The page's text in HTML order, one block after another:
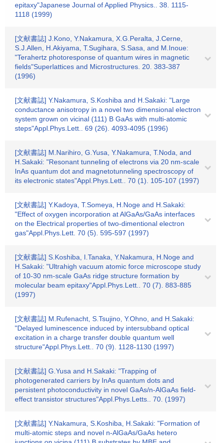
epitaxy"Japanese Journal of Applied Physics.. 38. 1115-
1118 (1999)
[文献書誌] J.Kono, Y.Nakamura, X.G.Peralta, J.Cerne,
S.J.Allen, H.Akiyama, T.Sugihara, S.Sasa, and M.Inoue:
"Terahertz photoresponse of quantum wires in magnetic
fields"Superlattices and Microstructures. 20. 383-387
(1996)
[文献書誌] Y.Nakamura, S.Koshiba and H.Sakaki: "Large
conductance anisotropy in a novel two dimensional electron
system grown on vicinal (111) B GaAs with multi-atomic
steps"Appl.Phys.Lett.. 69 (26). 4093-4095 (1996)
[文献書誌] M.Narihiro, G.Yusa, Y.Nakamura, T.Noda, and
H.Sakaki: "Resonant tunneling of electrons via 20 nm-scale
InAs quantum dot and magnetotunneling spectroscopy of
its electronic states"Appl.Phys.Lett.. 70 (1). 105-107 (1997)
[文献書誌] Y.Kadoya, T.Someya, H.Noge and H.Sakaki:
"Effect of oxygen incorporation at AlGaAs/GaAs interfaces
on the Electrical properties of two-dimentional electron
gas"Appl.Phys.Lett. 70 (5). 595-597 (1997)
[文献書誌] S.Koshiba, I.Tanaka, Y.Nakamura, H.Noge and
H.Sakaki: "Ultrahigh vacuum atomic force microscope study
of 10-30 nm-scale GaAs ridge structure formation by
molecular beam epitaxy"Appl.Phys.Lett.. 70 (7). 883-885
(1997)
[文献書誌] M.Rufenacht, S.Tsujino, Y.Ohno, and H.Sakaki:
"Delayed luminescence induced by intersubband optical
excitation in a charge transfer double quantum well
structure"Appl.Phys.Lett.. 70 (9). 1128-1130 (1997)
[文献書誌] G.Yusa and H.Sakaki: "Trapping of
photogenerated carriers by InAs quantum dots and
persistent photoconductivity in novel GaAs/n-AlGaAs field-
effect transistor structures"Appl.Phys.Letts.. 70. (1997)
[文献書誌] Y.Nakamura, S.Koshiba, H.Sakaki: "Formation of
multi-atomic steps and novel n-AlGaAs/GaAs hetero